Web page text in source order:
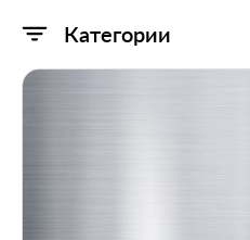
Категории